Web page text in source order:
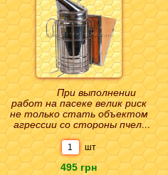
шт
495 грн
При выполнении
работ на пасеке велик риск
не только стать объектом
агрессии со стороны пчел,
но и в случае неосторожного
обращения с..